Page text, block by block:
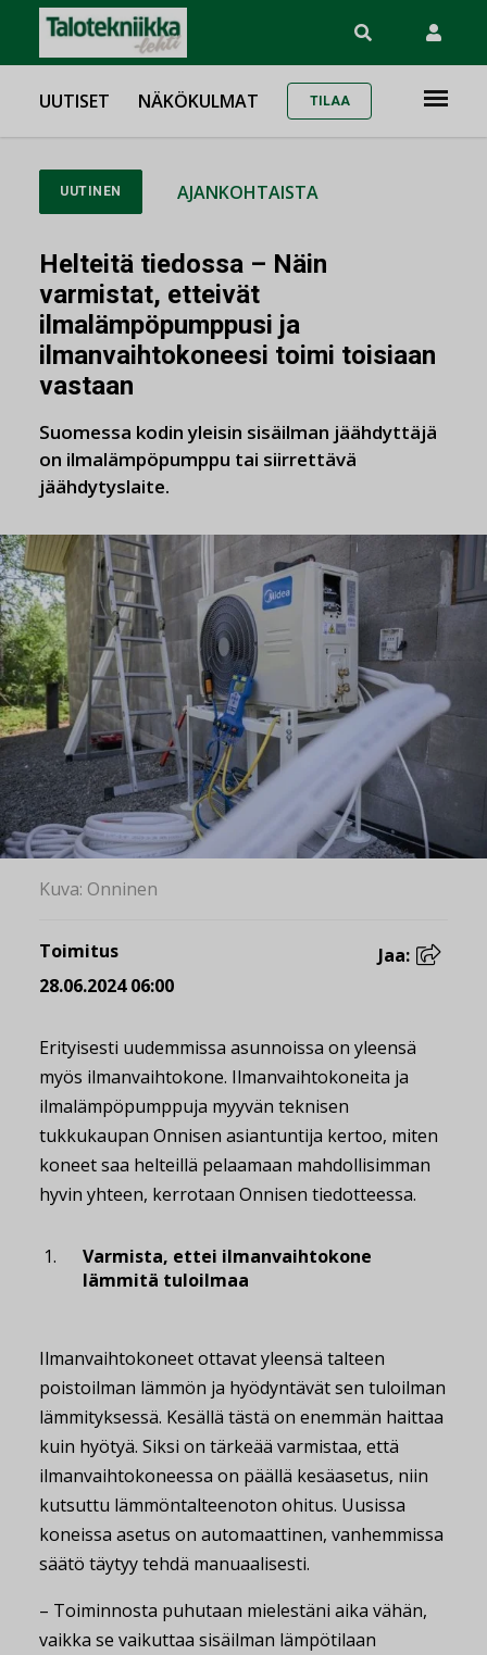
UUTISET NÄKÖKULMAT TILAA
UUTINEN AJANKOHTAISTA
Helteitä tiedossa – Näin
varmistat, etteivät
ilmalämpöpumppusi ja
ilmanvaihtokoneesi toimi toisiaan
vastaan
Suomessa kodin yleisin sisäilman jäähdyttäjä
on ilmalämpöpumppu tai siirrettävä
jäähdytyslaite.
Kuva: Onninen
Toimitus
28.06.2024 06:00
Jaa:
Erityisesti uudemmissa asunnoissa on yleensä
myös ilmanvaihtokone. Ilmanvaihtokoneita ja
ilmalämpöpumppuja myyvän teknisen
tukkukaupan Onnisen asiantuntija kertoo, miten
koneet saa helteillä pelaamaan mahdollisimman
hyvin yhteen, kerrotaan Onnisen tiedotteessa.
Varmista, ettei ilmanvaihtokone
lämmitä tuloilmaa
Ilmanvaihtokoneet ottavat yleensä talteen
poistoilman lämmön ja hyödyntävät sen tuloilman
lämmityksessä. Kesällä tästä on enemmän haittaa
kuin hyötyä. Siksi on tärkeää varmistaa, että
ilmanvaihtokoneessa on päällä kesäasetus, niin
kutsuttu lämmöntalteenoton ohitus. Uusissa
koneissa asetus on automaattinen, vanhemmissa
säätö täytyy tehdä manuaalisesti.
– Toiminnosta puhutaan mielestäni aika vähän,
vaikka se vaikuttaa sisäilman lämpötilaan